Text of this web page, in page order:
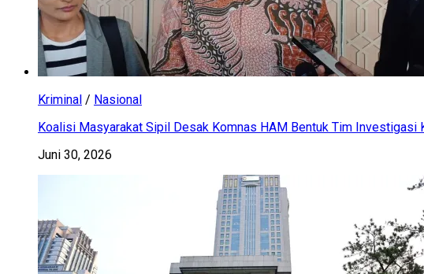
Kriminal / Nasional
Koalisi Masyarakat Sipil Desak Komnas HAM Bentuk Tim Investigasi
Juni 30, 2026